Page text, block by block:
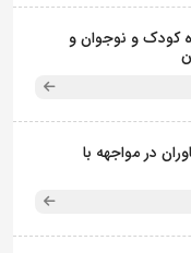
کودک و نوجوان و
در مواجهه با